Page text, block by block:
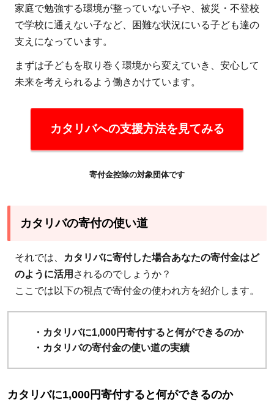
家庭で勉強する環境が整っていない子や、被災・不登校
で学校に通えない子など、困難な状況にいる子ども達の
支えになっています。
まずは子どもを取り巻く環境から変えていき、安心して
未来を考えられるよう働きかけています。
カタリバへの支援方法を見てみる
寄付金控除の対象団体です
カタリバの寄付の使い道
それでは、
カタリバに寄付した場合あなたの寄付金はど
のように活用 されるのでしょうか？
ここでは以下の視点で寄付金の使われ方を紹介します。
・カタリバに1,000円寄付すると何ができるのか
・カタリバの寄付金の使い道の実績
カタリバに1,000円寄付すると何ができるのか